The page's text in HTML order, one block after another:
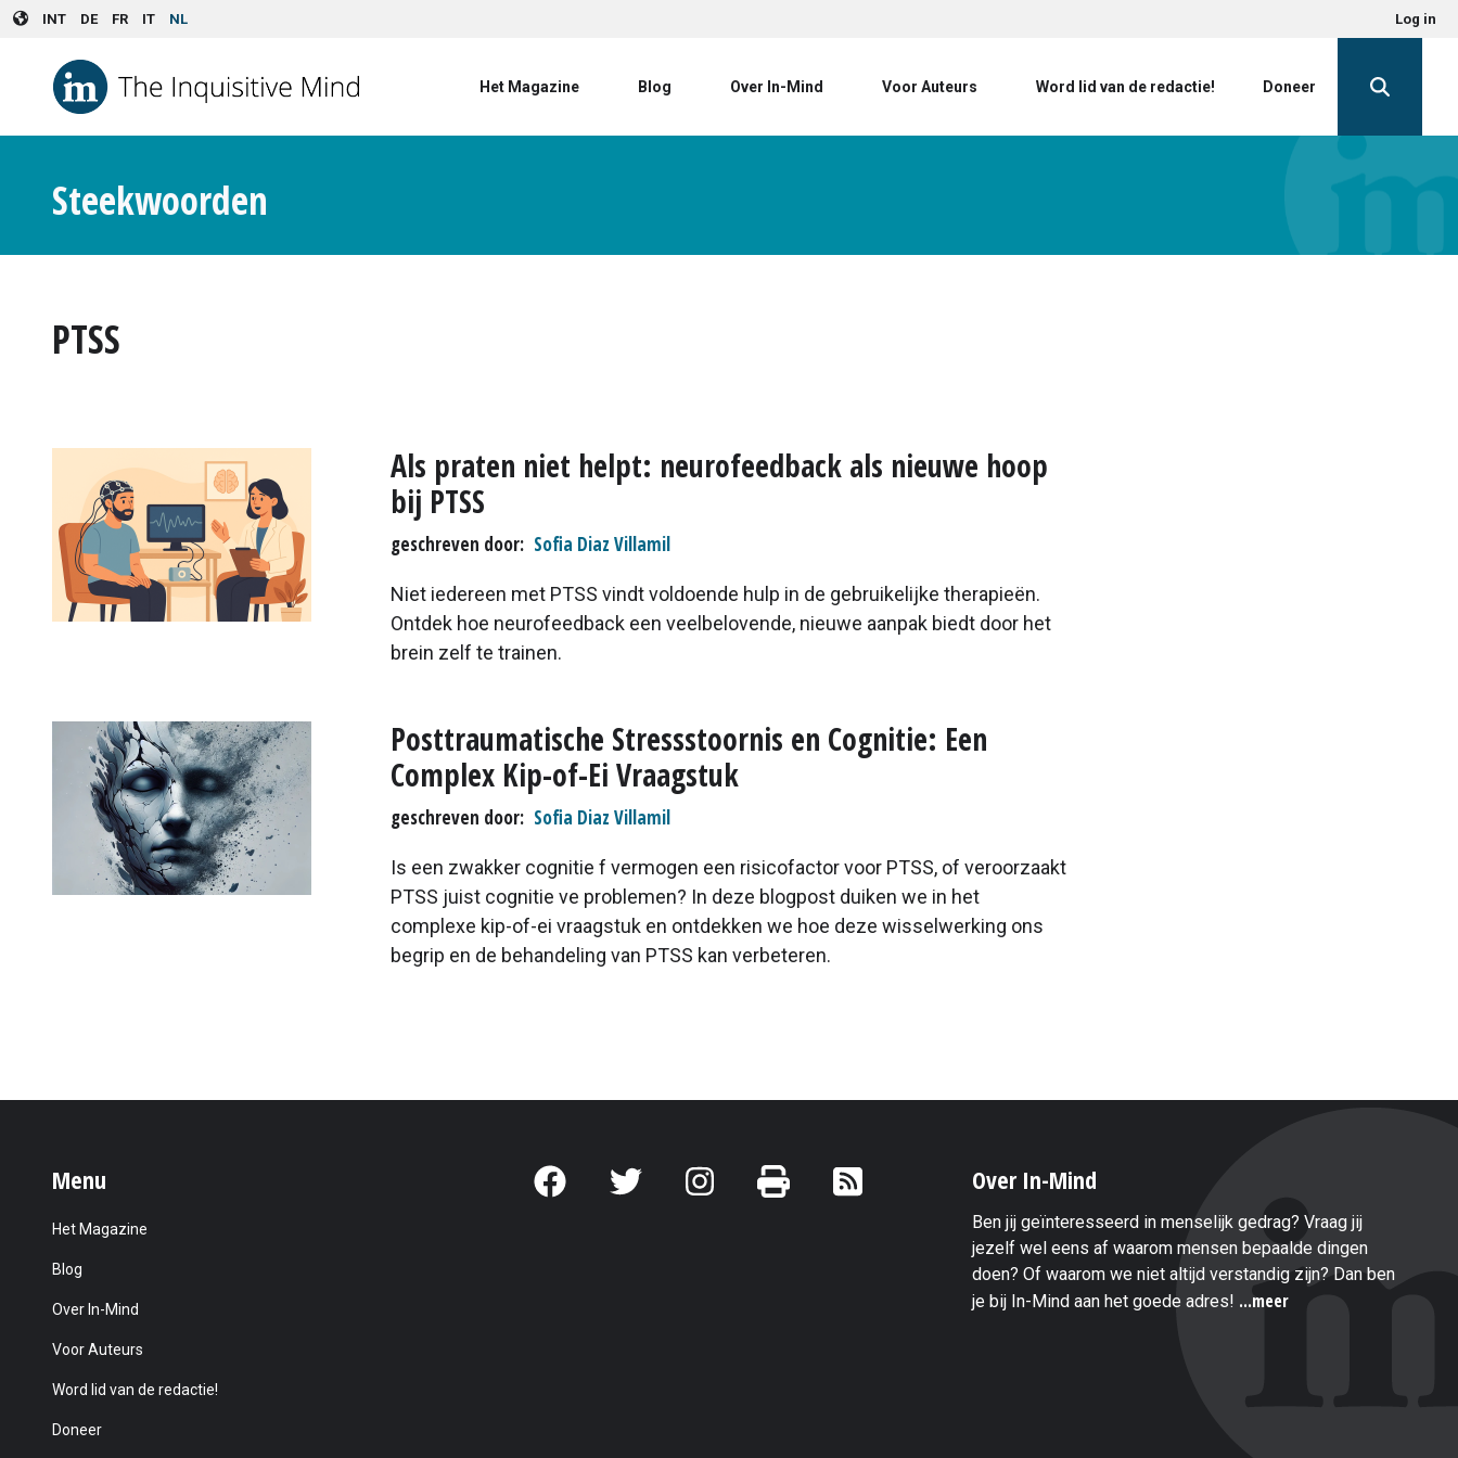
Skip to main content
INT DE FR IT NL Log in
Het Magazine Blog Over In-Mind Voor Auteurs Word lid van de redactie! Doneer
Steekwoorden
PTSS
Als praten niet helpt: neurofeedback als nieuwe hoop
bij PTSS
geschreven door Sofia Diaz Villamil
Niet iedereen met PTSS vindt voldoende hulp in de gebruikelijke therapieën.
Ontdek hoe neurofeedback een veelbelovende, nieuwe aanpak biedt door het
brein zelf te trainen.
Posttraumatische Stressstoornis en Cognitie: Een
Complex Kip-of-Ei Vraagstuk
geschreven door Sofia Diaz Villamil
Is een zwakker cognitie f vermogen een risicofactor voor PTSS, of veroorzaakt
PTSS juist cognitie ve problemen? In deze blogpost duiken we in het
complexe kip-of-ei vraagstuk en ontdekken we hoe deze wisselwerking ons
begrip en de behandeling van PTSS kan verbeteren.
Menu
Het Magazine
Blog
Over In-Mind
Voor Auteurs
Word lid van de redactie!
Doneer
Over In-Mind
Ben jij geïnteresseerd in menselijk gedrag? Vraag jij
jezelf wel eens af waarom mensen bepaalde dingen
doen? Of waarom we niet altijd verstandig zijn? Dan ben
je bij In-Mind aan het goede adres! ...meer